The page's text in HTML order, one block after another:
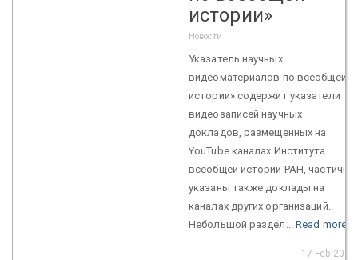
истории»
Новости
Указатель научных
видеоматериалов по всеобщей
истории» содержит указатели
видеозаписей научных
докладов, размещенных на
YouTube каналах Института
всеобщей истории РАН, частично
указаны также доклады на
каналах других организаций.
Небольшой раздел... Read more
17 Feb 2022